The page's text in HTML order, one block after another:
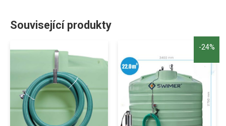
Související produkty
-24%